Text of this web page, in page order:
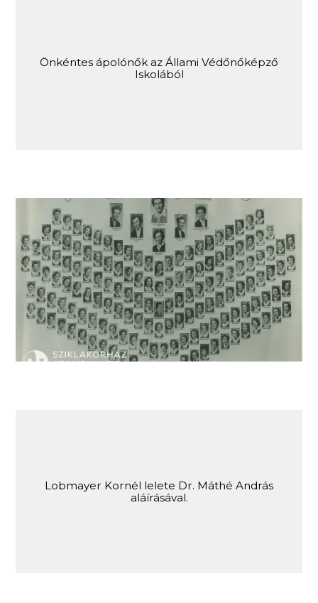
Önkéntes ápolónők az Állami Védőnőképző
Iskolából
Az Állami Védőnőképző Iskola tablója
Lobmayer Kornél lelete Dr. Máthé András
aláírásával.